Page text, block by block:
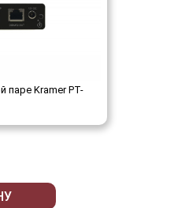
паре Kramer PT-